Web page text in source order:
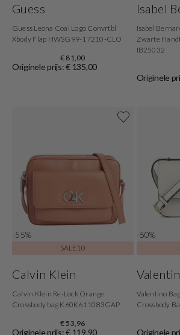
Guess
Guess Leona Coal Logo Convrtbl
Xbody Flap HWSG99-17210-CLO
€ 81,00
Originele prijs: € 135,00
Isabel
Isabel
Zwarte
IB25032
Originele
-55%
SALE10
Calvin Klein
Calvin Klein Re-Lock Orange
Crossbody bag K60K611083GAP
€ 53,96
Originele prijs: € 119,90
-50%
Valentino
Crossbody
Originele